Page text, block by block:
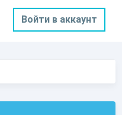
Войти в аккаунт